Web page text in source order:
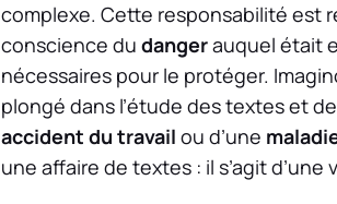
complexe. Cette responsabilité est
conscience du dangerauquel était
nécessaires pour le protéger.
plongé dans l’étude des textes et
accident du travail ou d’une
une affaire de textes : il s’agit